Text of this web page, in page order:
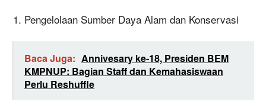
Pengelolaan Sumber Daya Alam dan Konservasi
Baca Juga: Annivesary ke-18, Presiden BEM
KMPNUP: Bagian Staff dan Kemahasiswaan
Perlu Reshuffle